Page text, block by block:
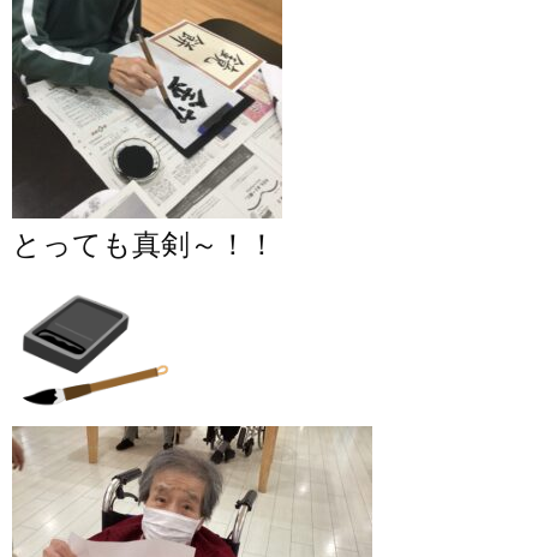
とっても真剣～！！